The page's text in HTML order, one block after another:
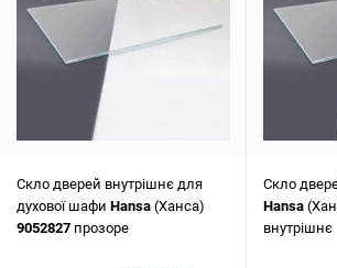
Скло дверей внутрішнє для
духової шафи Hansa (Ханса)
9052827 прозоре
Скло
Hansa
внутрішнє